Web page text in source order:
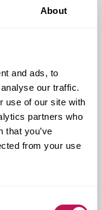
About
and ads, to
our traffic.
use of our site with
partners who
that you’ve
from your use
om att vara
är ett
möjligheten att
till en attraktiv
och
kultur har
utmärkelsen